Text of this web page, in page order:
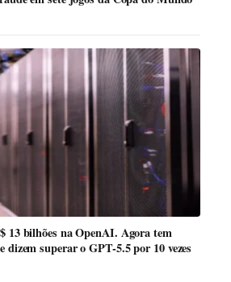
13 bilhões na OpenAI. Agora tem
dizem superar o GPT-5.5 por 10 vezes